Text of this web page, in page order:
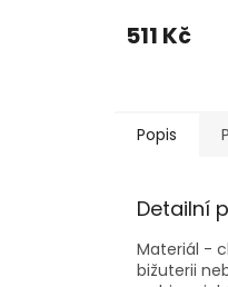
511 Kč
Popis
Detailní
Materiál -
bižuterii